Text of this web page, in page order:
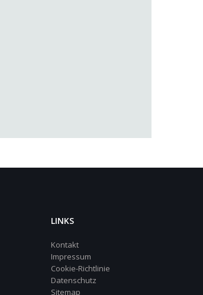
LINKS
Kontakt
Impressum
Cookie-Richtlinie
Datenschutz
Sitemap